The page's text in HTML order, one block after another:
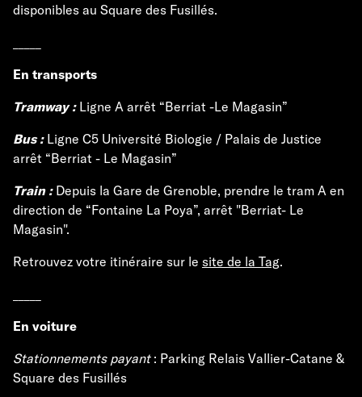
disponibles au Square des Fusillés.
En transports
Tramway : Ligne A arrêt “Berriat -Le Magasin”
Bus : Ligne C5 Université Biologie / Palais de Justice
arrêt “Berriat - Le Magasin”
Train : Depuis la Gare de Grenoble, prendre le tram A en
direction de “Fontaine La Poya”, arrêt "Berriat- Le
Magasin".
Retrouvez votre itinéraire sur le site de la Tag.
En voiture
Stationnements payant: Parking Relais Vallier-Catane &
Square des Fusillés